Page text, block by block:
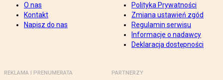
O nas
Kontakt
Napisz do nas
Polityka Prywatności
Zmiana ustawień zgód
Regulamin serwisu
Informacje o nadawcy
Deklaracja dostępności
REKLAMA I PRENUMERATA PARTNERZY